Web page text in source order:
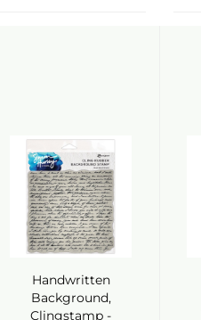
Handwritten
Background,
Clingstamp -